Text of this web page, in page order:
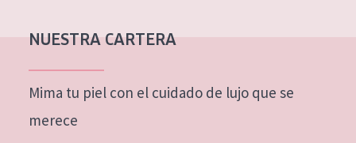
NUESTRA CARTERA
Mima tu piel con el cuidado de lujo que se
merece